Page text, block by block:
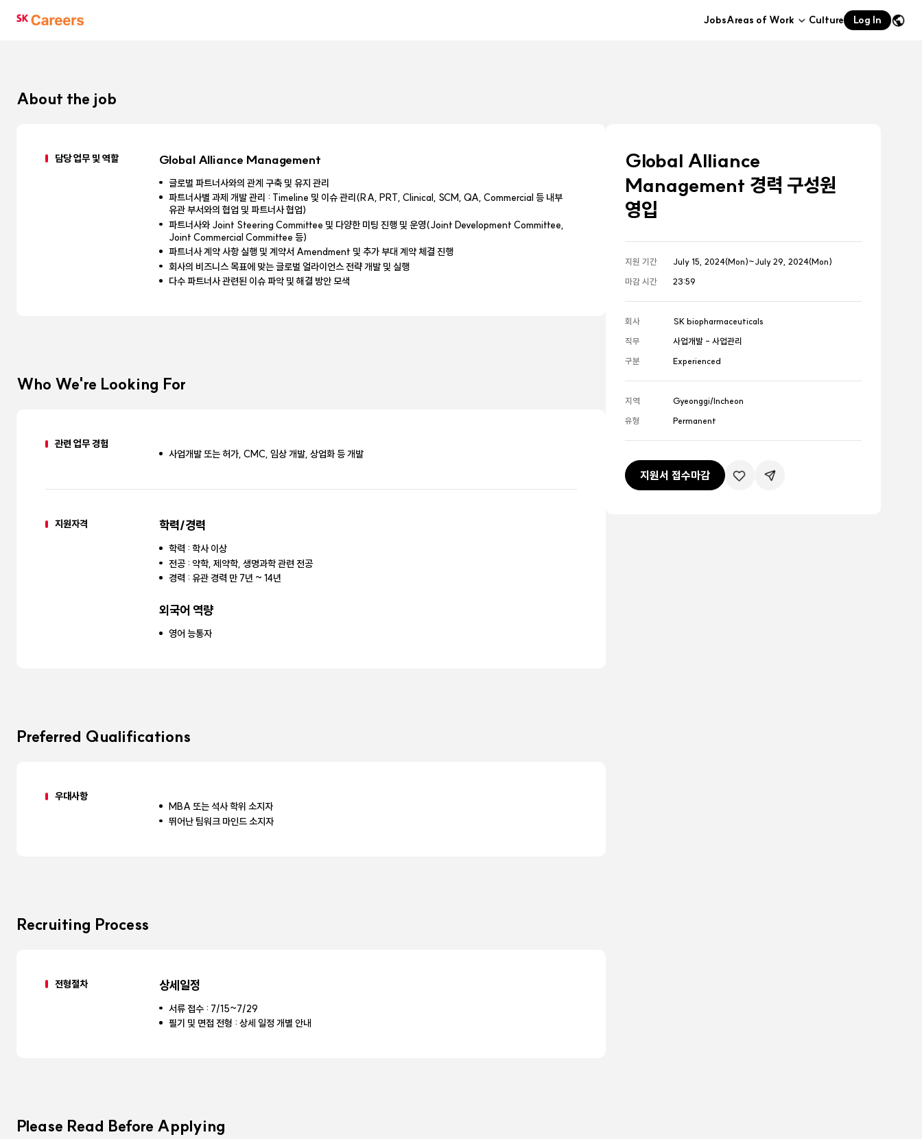
SK
JobsAreas of Work
하위메뉴
Culture Log In
About the job
담당 업무 및 역할 Global Alliance Management
글로벌 파트너사와의 관계 구축 및 유지 관리
파트너사별 과제 개발 관리 : Timeline 및 이슈 관리(RA, PRT, Clinical, SCM, QA, Commercial 등 내부
유관 부서와의 협업 및 파트너사 협업)
파트너사와 Joint Steering Committee 및 다양한 미팅 진행 및 운영(Joint Development Committee,
Joint Commercial Committee 등)
파트너사 계약 사항 실행 및 계약서 Amendment 및 추가 부대 계약 체결 진행
회사의 비즈니스 목표에 맞는 글로벌 얼라이언스 전략 개발 및 실행
다수 파트너사 관련된 이슈 파악 및 해결 방안 모색
Who We're Looking For
관련 업무 경험
사업개발 또는 허가, CMC, 임상 개발, 상업화 등 개발
지원자격 학력/경력
학력 : 학사 이상
전공 : 약학, 제약학, 생명과학 관련 전공
경력 : 유관 경력 만 7년 ~ 14년
외국어 역량
영어 능통자
Preferred Qualifications
우대사항
MBA 또는 석사 학위 소지자
뛰어난 팀워크 마인드 소지자
Recruiting Process
전형절차 상세일정
서류 접수 : 7/15~7/29
필기 및 면접 전형 : 상세 일정 개별 안내
Please Read Before Applying
Global Alliance
Management 경력 구성원
영입
지원 기간
July 15, 2024(Mon)~July 29, 2024(Mon)
마감 시간
23:59
회사
SK biopharmaceuticals
직무
사업개발 - 사업관리
구분
Experienced
지역
Gyeonggi/Incheon
유형
Permanent
지원서 접수마감 관심공고등록공유하기버튼